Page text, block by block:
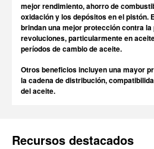
mejor rendimiento, ahorro de
oxidación y los depósitos en el pistón.
brindan una mejor protección contra
revoluciones, particularmente en
períodos de cambio de aceite.
Otros beneficios incluyen una mayor
la cadena de distribución,
del aceite.
Recursos destacados